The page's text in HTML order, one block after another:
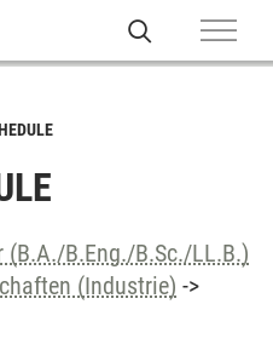
(B.A./B.Eng./B.Sc./LL.B.)
(Industrie) ->